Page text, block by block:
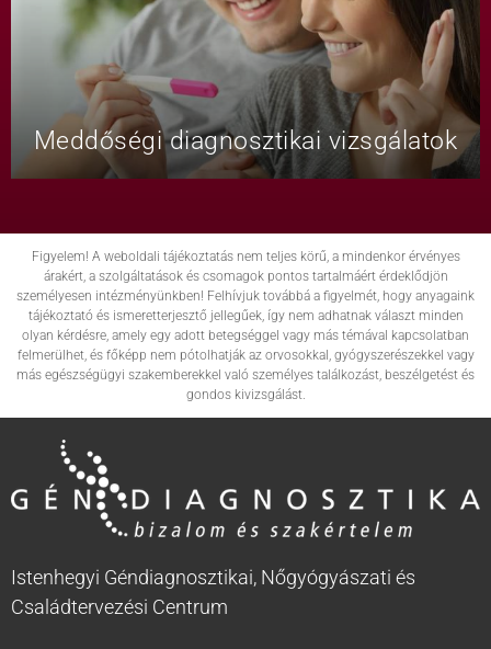
Meddőségi diagnosztikai vizsgálatok
Figyelem! A weboldali tájékoztatás nem teljes körű, a mindenkor érvényes
árakért, a szolgáltatások és csomagok pontos tartalmáért érdeklődjön
személyesen intézményünkben! Felhívjuk továbbá a figyelmét, hogy anyagaink
tájékoztató és ismeretterjesztő jellegűek, így nem adhatnak választ minden
olyan kérdésre, amely egy adott betegséggel vagy más témával kapcsolatban
felmerülhet, és főképp nem pótolhatják az orvosokkal, gyógyszerészekkel vagy
más egészségügyi szakemberekkel való személyes találkozást, beszélgetést és
gondos kivizsgálást.
Istenhegyi Géndiagnosztikai, Nőgyógyászati és
Családtervezési Centrum